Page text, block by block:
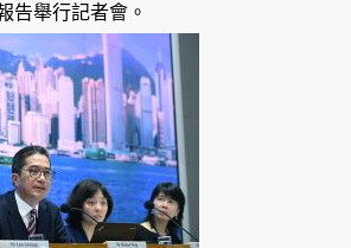
告舉行記者會。